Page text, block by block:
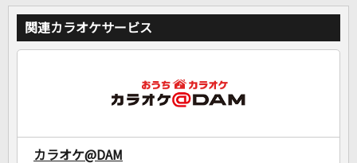
関連カラオケサービス
カラオケ@DAM